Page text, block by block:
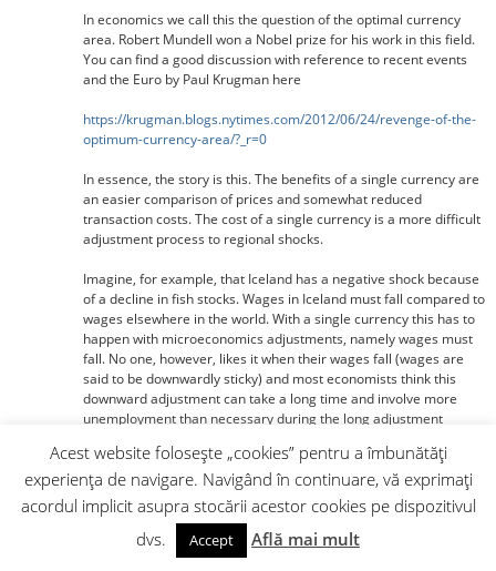
In economics we call this the question of the optimal currency
area. Robert Mundell won a Nobel prize for his work in this field.
You can find a good discussion with reference to recent events
and the Euro by Paul Krugman here
https://krugman.blogs.nytimes.com/2012/06/24/revenge-of-the-
optimum-currency-area/?_r=0
In essence, the story is this. The benefits of a single currency are
an easier comparison of prices and somewhat reduced
transaction costs. The cost of a single currency is a more difficult
adjustment process to regional shocks.
Imagine, for example, that Iceland has a negative shock because
of a decline in fish stocks. Wages in Iceland must fall compared to
wages elsewhere in the world. With a single currency this has to
happen with microeconomics adjustments, namely wages must
fall. No one, however, likes it when their wages fall (wages are
said to be downwardly sticky) and most economists think this
downward adjustment can take a long time and involve more
unemployment than necessary during the long adjustment
If Iceland has its own currency, however, the adjustment process
is easier: only one price has to change namely the price of
Iceland’s currency falls so Icelanders have a lower real wage
(they can afford to buy less from the rest of the world) but the
same nominal wages in Krona. The adjustment process is easier.
Acest website folosește „cookies” pentru a îmbunătăți
experiența de navigare. Navigând în continuare, vă exprimați
acordul implicit asupra stocării acestor cookies pe dispozitivul
dvs.
Accept Află mai mult